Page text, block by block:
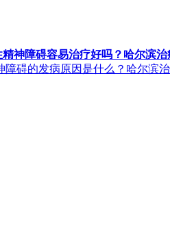
精神障碍容易治疗好吗？哈尔滨
障碍的发病原因是什么？哈尔滨